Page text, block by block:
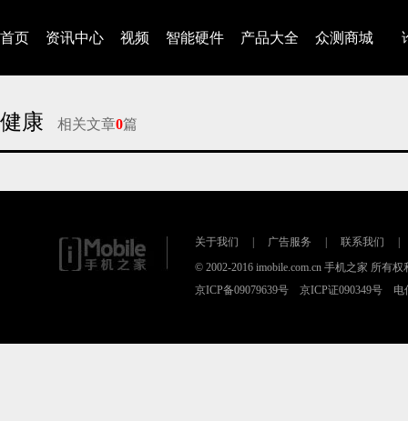
首页 资讯中心 视频 智能硬件 产品大全 众测商城
健康 相关文章0篇
关于我们 广告服务 联系我们
© 2002-2016 imobile.com.cn 手机之家 所有权
京ICP备09079639号 京ICP证090349号 电